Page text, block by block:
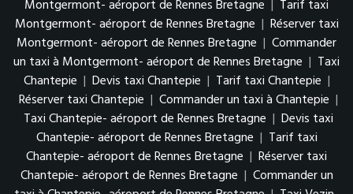
Montgermont- aéroport de Rennes Bretagne
Tarif taxi
Montgermont- aéroport de Rennes Bretagne | Réserver taxi
Montgermont- aéroport de Rennes Bretagne | Commander
un taxi à Montgermont- aéroport de Rennes Bretagne | Taxi
Chantepie | Devis taxi Chantepie | Tarif taxi Chantepie |
Réserver taxi Chantepie | Commander un taxi à Chantepie |
Taxi Chantepie- aéroport de Rennes Bretagne | Devis taxi
Chantepie- aéroport de Rennes Bretagne | Tarif taxi
Chantepie- aéroport de Rennes Bretagne | Réserver taxi
Chantepie- aéroport de Rennes Bretagne | Commander un